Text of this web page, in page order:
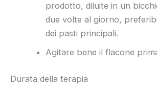
prodotto, diluite in un
due volte al giorno,
dei pasti principali.
Agitare bene il flacone
Durata della terapia